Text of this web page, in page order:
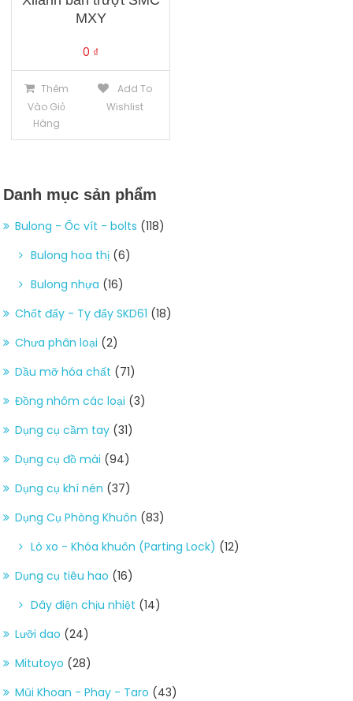
MXY
0 ₫
Thêm
Vào Giỏ
Hàng
Add To
Wishlist
Danh mục sản phẩm
Bulong - Ốc vít - bolts (118)
Bulong hoa thị (6)
Bulong nhựa (16)
Chốt đẩy - Ty đẩy SKD61 (18)
Chưa phân loại (2)
Dầu mỡ hóa chất (71)
Đồng nhôm các loại (3)
Dụng cụ cầm tay (31)
Dụng cụ đồ mài (94)
Dụng cụ khí nén (37)
Dụng Cụ Phòng Khuôn (83)
Lò xo - Khóa khuôn (Parting Lock) (12)
Dụng cụ tiêu hao (16)
Dây điện chịu nhiệt (14)
Lưỡi dao (24)
Mitutoyo (28)
Mũi Khoan - Phay - Taro (43)